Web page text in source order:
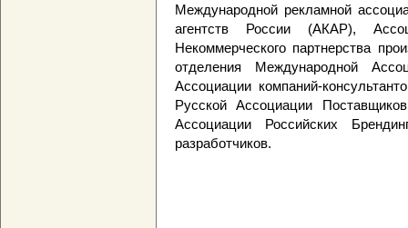
Международной рекламной
агентств России (АКАР),
Некоммерческого партнерства
отделения Международной
Ассоциации компаний-
Русской Ассоциации
Ассоциации Российских
разработчиков.